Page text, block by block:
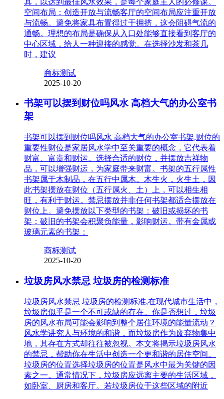
空间布局：创造开放与流畅客厅的空间布局应注重开放
与流畅。避免将家具布置得过于拥挤，这会阻碍气流的
通畅。理想的布局是确保从入口处能够直接看到客厅的
中心区域，给人一种迎接的感觉。在选择沙发和茶几
时，建议
商标测试
2025-10-20
书架可以摆到财位吗风水 高档大气的办公室书
架
书架可以摆到财位吗风水 高档大气的办公室书架,财位的
重要性财位是家居风水学中至关重要的概念，它代表着
财富、富贵和财运。选择合适的财位，并摆放吉祥物
品，可以增强财运，为家庭带来财富。书架的五行属性
书架属于木制品，在五行中属木。木生火，火生土，因
此书架摆放在财位（五行属火、土）上，可以相生相
旺，有利于财运。禁忌摆放并非任何书架都适合摆放在
财位上。避免摆放以下类型的书架：破旧或损坏的书
架：破旧的书架会积聚负能量，影响财运。带有金属或
玻璃元素的书架：
商标测试
2025-10-20
垃圾房风水禁忌 垃圾房的检测标准
垃圾房风水禁忌 垃圾房的检测标准,在现代城市生活中，
垃圾房似乎是一个不可或缺的存在。你是否想过，垃圾
房的风水布局可能会影响到整个居住环境的能量流动？
风水学讲究人与环境的和谐，而垃圾房作为废弃物集中
地，其存在方式却往往被忽视。本文将揭示垃圾房风水
的禁忌，帮助你在生活中创造一个更和谐的居住空间。
垃圾房的位置选择垃圾房的位置是风水中最为关键的因
素之一。通常情况下，垃圾房应远离主要的生活区域，
如卧室、厨房和客厅。若垃圾房位于这些区域的附近